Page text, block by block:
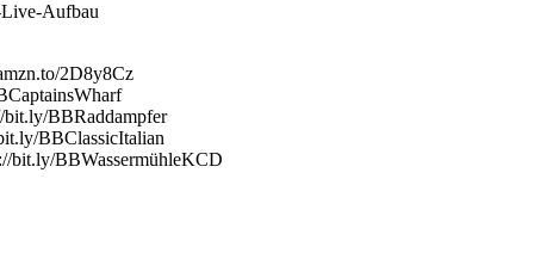
Aufbau
2D8y8Cz
bit.ly/BBRaddampfer
BBClassicItalian
bit.ly/BBWassermühleKCD